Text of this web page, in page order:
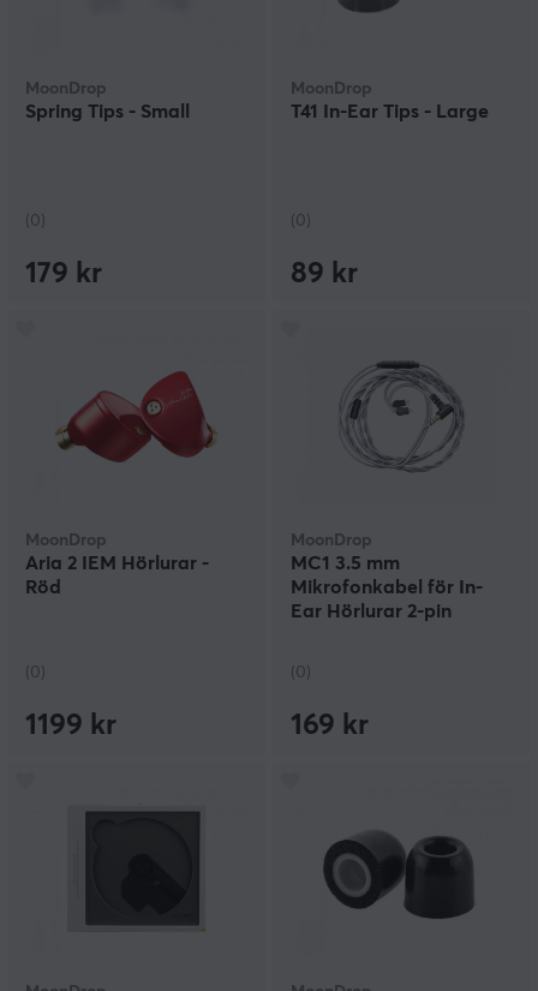
MoonDrop
Spring Tips - Small
(0)
179 kr
MoonDrop
T41 In-Ear Tips - Large
(0)
89 kr
MoonDrop
Aria 2 IEM Hörlurar -
Röd
(0)
1199 kr
MoonDrop
MC1 3.5 mm
Mikrofonkabel för In-
Ear Hörlurar 2-pin
(0)
169 kr